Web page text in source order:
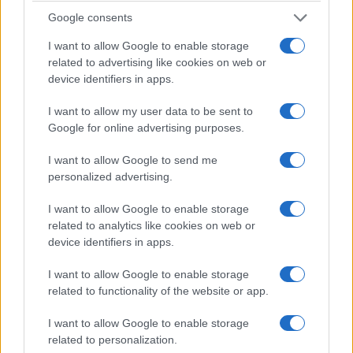
Google consents
I want to allow Google to enable storage
related to advertising like cookies on web or
device identifiers in apps.
I want to allow my user data to be sent to
Google for online advertising purposes.
I want to allow Google to send me
personalized advertising.
I want to allow Google to enable storage
related to analytics like cookies on web or
device identifiers in apps.
I want to allow Google to enable storage
related to functionality of the website or app.
I want to allow Google to enable storage
related to personalization.
E la ragione principale, se non l’unica – a parte la
tendenza a volersi distinguere dalla linea
insensata della sinistra globalista –, mi sembra
piuttosto evidente. In sostanza si tratta della
presenza di un grosso elefante nella stanza
dell’attuale maggioranza: il generale Vannacci e il
Futuro Nazional
che tiene la stessa maggioranza con il fiato sul